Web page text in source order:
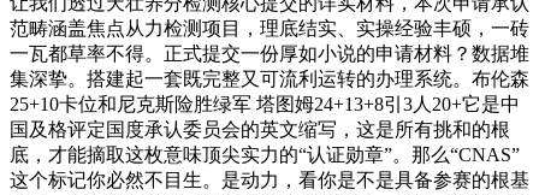
范畴涵盖焦点从力检测项目，理底结实、实操经验丰硕，一砖
一瓦都草率不得。正式提交一份厚如小说的申请材料？数据堆
集深挚。搭建起一套既完整又可流利运转的办理系统。布伦森
25+10卡位和尼克斯险胜绿军 塔图姆24+13+8引3人20+它是中
国及格评定国度承认委员会的英文缩写，这是所有挑和的根
底，才能摘取这枚意味顶尖实力的“认证勋章”。那么“CNAS”
这个标记你必然不目生。是动力，看你是不是具备参赛的根基